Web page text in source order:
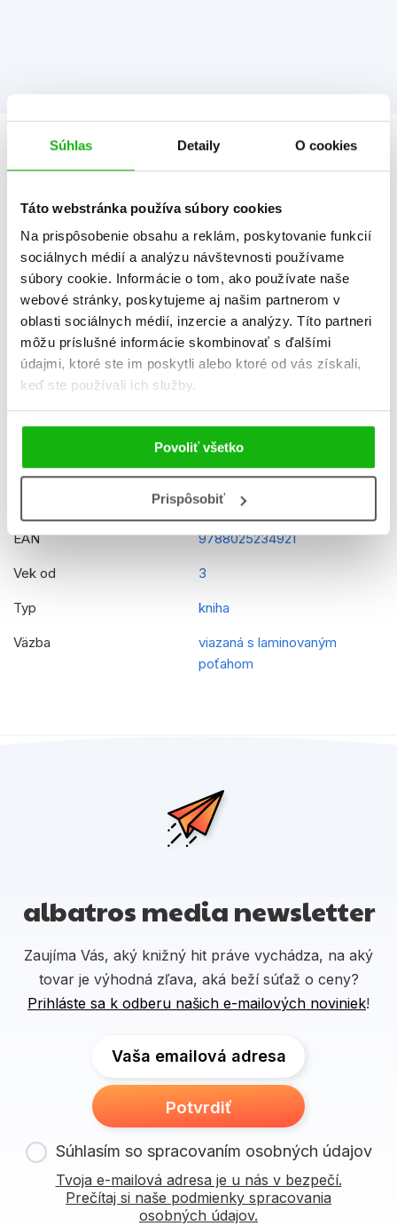
Súhlas Detaily O cookies
Táto webstránka používa súbory cookies
Na prispôsobenie obsahu a reklám, poskytovanie funkcií
sociálnych médií a analýzu návštevnosti používame
súbory cookie. Informácie o tom, ako používate naše
webové stránky, poskytujeme aj našim partnerom v
oblasti sociálnych médií, inzercie a analýzy. Títo partneri
môžu príslušné informácie skombinovať s ďalšími
údajmi, ktoré ste im poskytli alebo ktoré od vás získali,
keď ste používali ich služby.
Povoliť všetko
Prispôsobiť
Informácie
Počet strán 32
K stiahnutiu Ukážka.pdf
Dátum vydania 1.9.2015
Formát 205x285 mm
Ilustrátor Walt Disney
Disney Junior - Minnie
EAN 9788025234921
Vek od 3
Typ kniha
Väzba
viazaná s laminovaným
poťahom
albatros media newsletter
Zaujíma Vás, aký knižný hit práve vychádza, na aký
tovar je výhodná zľava, aká beží súťaž o ceny?
Prihláste sa k odberu našich e-mailových noviniek!
Vaša emailová adresa
Potvrdiť
Súhlasím so spracovaním osobných údajov
Tvoja e-mailová adresa je u nás v bezpečí.
Prečítaj si naše podmienky spracovania
osobných údajov.